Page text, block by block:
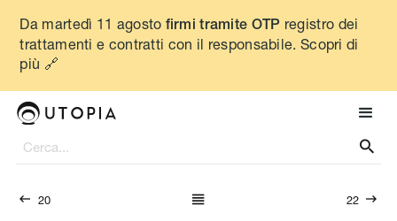
Da martedì 11 agosto firmi tramite OTP registro dei
trattamenti e contratti con il responsabile. Scopri di
più 🔗

 20  22 